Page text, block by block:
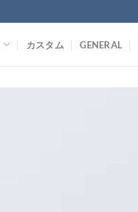
カスタム GENERAL